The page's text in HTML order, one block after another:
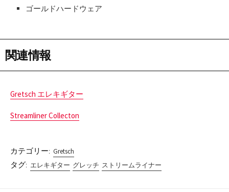
ゴールドハードウェア
関連情報
Gretsch エレキギター
Streamliner Collecton
カテゴリー: Gretsch
タグ: エレキギター グレッチ ストリームライナー